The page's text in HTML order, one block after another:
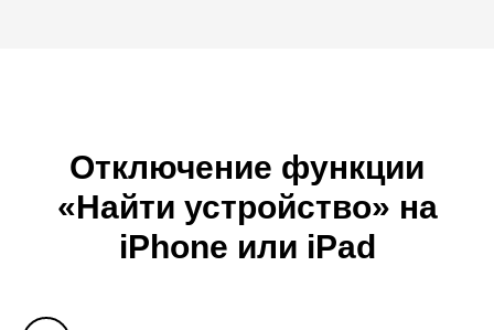
Отключение функции
«Найти устройство» на
iPhone или iPad